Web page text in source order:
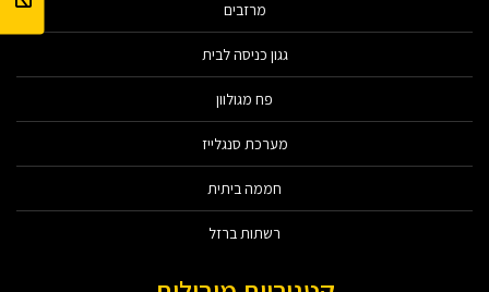
מרזבים
גגון כניסה לבית
פח מגולוון
מערכת סנגלייז
חממה ביתית
רשתות ברזל